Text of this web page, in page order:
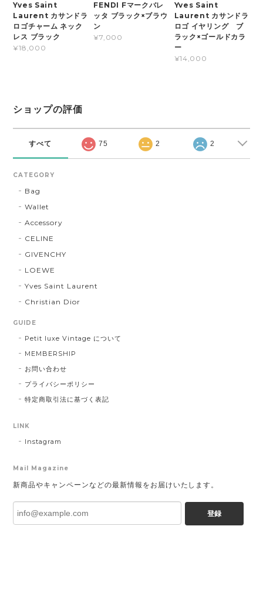
Yves Saint
Laurent カサンドラ
ロゴチャーム ネック
レス ブラック
¥18,000
FENDI Fマークバレ
ッタ ブラック×ブラウ
ン
¥7,000
Yves Saint
Laurent カサンドラ
ロゴ イヤリング ブ
ラック×ゴールドカラ
ー
¥14,000
ショップの評価
すべて 75 2 2
CATEGORY
Bag
Wallet
Accessory
CELINE
GIVENCHY
LOEWE
Yves Saint Laurent
Christian Dior
GUIDE
Petit luxe Vintage について
MEMBERSHIP
お問い合わせ
プライバシーポリシー
特定商取引法に基づく表記
LINK
Instagram
Mail Magazine
新商品やキャンペーンなどの最新情報をお届けいたします。
登録